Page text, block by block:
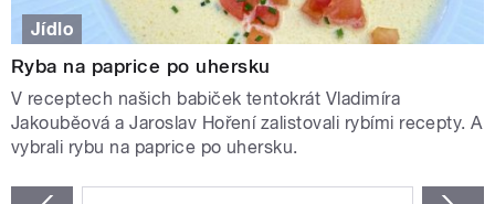
Jídlo
Ryba na paprice po uhersku
V receptech našich babiček tentokrát Vladimíra
Jakouběová a Jaroslav Hoření zalistovali rybími recepty. A
vybrali rybu na paprice po uhersku.